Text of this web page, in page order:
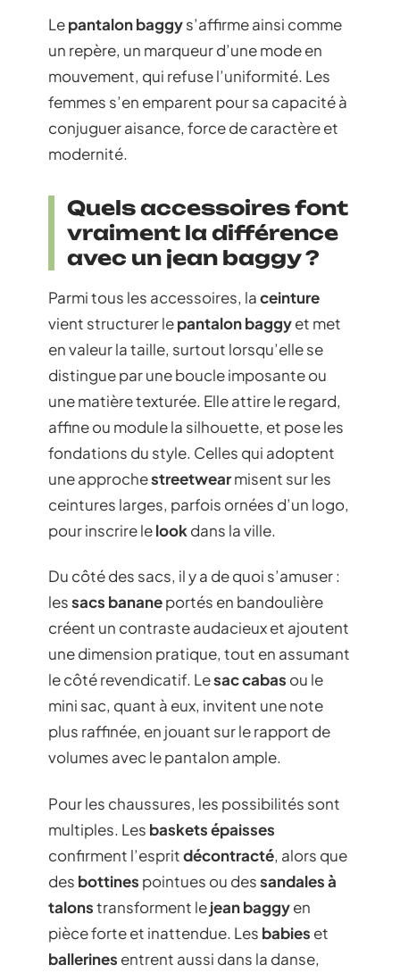
Lepantalon baggys’affirme ainsi comme
un repère, un marqueur d’une mode en
mouvement, qui refuse l’uniformité. Les
femmes s’en emparent pour sa capacité à
conjuguer aisance, force de caractère et
modernité.
Quels accessoires font
vraiment la différence
avec un jean baggy ?
Parmi tous les accessoires, laceinture
vient structurer lepantalon baggyet met
en valeur la taille, surtout lorsqu’elle se
distingue par une boucle imposante ou
une matière texturée. Elle attire le regard,
affine ou module la silhouette, et pose les
fondations du style. Celles qui adoptent
une approchestreetwearmisent sur les
ceintures larges, parfois ornées d’un logo,
pour inscrire lelook dans la ville.
Du côté des sacs, il y a de quoi s’amuser :
lessacs bananeportés en bandoulière
créent un contraste audacieux et ajoutent
une dimension pratique, tout en assumant
le côté revendicatif. Lesac cabas ou le
mini sac, quant à eux, invitent une note
plus raffinée, en jouant sur le rapport de
volumes avec le pantalon ample.
Pour les chaussures, les possibilités sont
multiples. Les baskets épaisses
confirment l’espritdécontracté, alors que
des bottines pointues ou dessandales à
talonstransforment lejean baggyen
pièce forte et inattendue. Les babies et
ballerines entrent aussi dans la danse,